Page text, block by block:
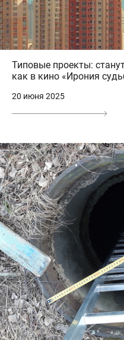
Типовые проекты:
как в кино «Ирония
20 июня 2025